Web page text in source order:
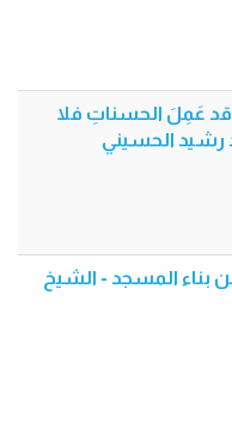
قد عَمِلَ الحسناتِ فلا
رشيد الحسيني
بناء المسجد - الشيخ